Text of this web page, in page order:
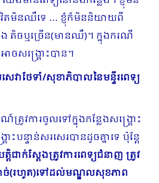
មិនឈឺទេ … ខ្ញុំក៏មិននិយាយពី
ង តិចឬច្រើន(មានឈឺ)។ ក្នុងករណី
ាច​សង្គ្រោះបាន។
េវាថែទាំ/សុខាភិបាលនៃមន្ទីរពេទ្យ
ត្រូវការចូលទៅក្នុងកន្លែងសង្គ្រោះ
ះបន្ទាន់សរសេរបានដូចគ្នាទេ ប៉ុន្ដែ
ជាក់ស្ដែងត្រូវការពេទ្យជំនាញ ត្រូវ
ច់​(រហូត)ទៅដល់មណ្ឌលសុខភាព